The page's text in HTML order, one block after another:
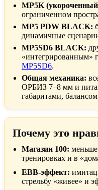
MP5K
ограниченном
MP5 PDW BLACK:
динамичные
MP5SD6 BLACK:
«интегрированным»
MP5SD6.
Общая механика:
ОРБИЗ 7–8 мм и
габаритами,
Почему это
Магазин 100:
тренировках и в
EBB-эффект:
стрельбу «живее» и